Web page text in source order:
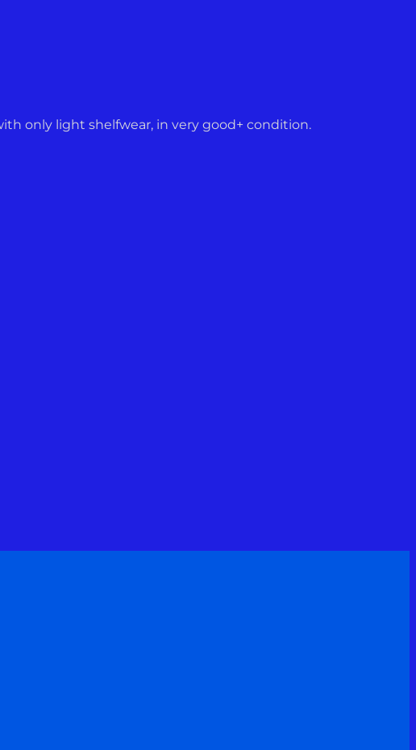
only light shelfwear, in very good+ condition.